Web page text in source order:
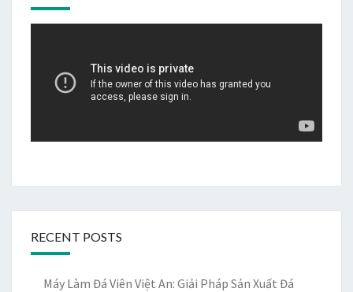
RECENT POSTS
Máy Làm Đá Viên Việt An: Giải Pháp Sản Xuất Đá